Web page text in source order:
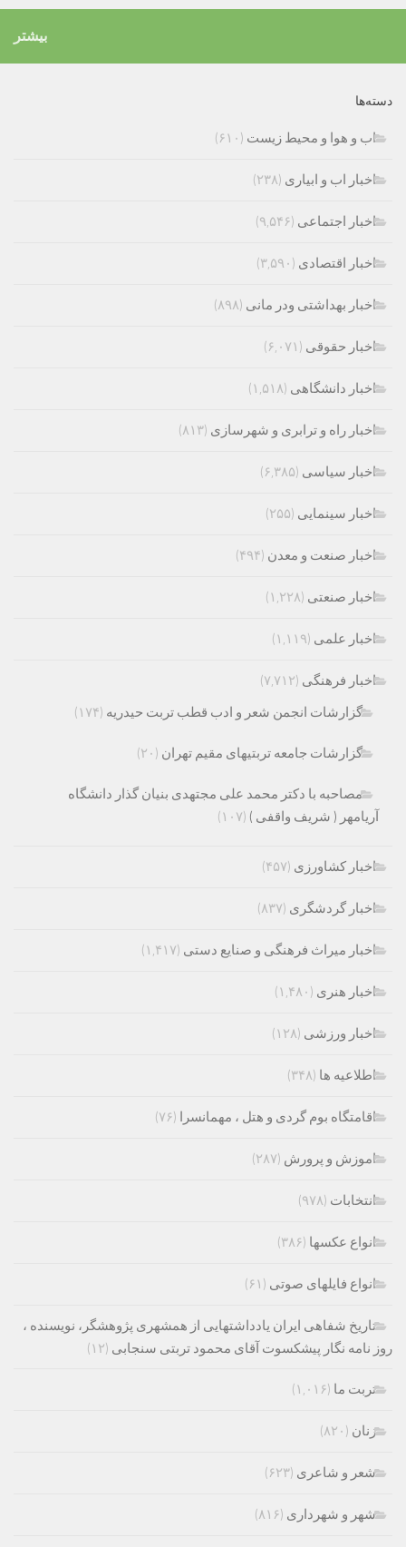
بیشتر
دسته‌ها
اب و هوا و محیط زیست (۶۱۰)
اخبار اب و ابیاری (۲۳۸)
اخبار اجتماعی (۹,۵۴۶)
اخبار اقتصادی (۳,۵۹۰)
اخبار بهداشتی ودر مانی (۸۹۸)
اخبار حقوقی (۶,۰۷۱)
اخبار دانشگاهی (۱,۵۱۸)
اخبار راه و ترابری و شهرسازی (۸۱۳)
اخبار سیاسی (۶,۳۸۵)
اخبار سینمایی (۲۵۵)
اخبار صنعت و معدن (۴۹۴)
اخبار صنعتی (۱,۲۲۸)
اخبار علمی (۱,۱۱۹)
اخبار فرهنگی (۷,۷۱۲)
گزارشات انجمن شعر و ادب قطب تربت حیدریه (۱۷۴)
گزارشات جامعه تربتیهای مقیم تهران (۲۰)
مصاحبه با دکتر محمد علی مجتهدی بنیان گذار دانشگاه
آریامهر ( شریف واقفی ) (۱۰۷)
اخبار کشاورزی (۴۵۷)
اخبار گردشگری (۸۳۷)
اخبار میراث فرهنگی و صنایع دستی (۱,۴۱۷)
اخبار هنری (۱,۴۸۰)
اخبار ورزشی (۱۲۸)
اطلاعیه ها (۳۴۸)
اقامتگاه بوم گردی و هتل ، مهمانسرا (۷۶)
اموزش و پرورش (۲۸۷)
انتخابات (۹۷۸)
انواع عکسها (۳۸۶)
انواع فایلهای صوتی (۶۱)
تاریخ شفاهی ایران یادداشتهایی از همشهری پژوهشگر، نویسنده ،
روز نامه نگار پیشکسوت آقای محمود تربتی سنجابی (۱۲)
تربت ما (۱,۰۱۶)
زنان (۸۲۰)
شعر و شاعری (۶۲۳)
شهر و شهرداری (۸۱۶)